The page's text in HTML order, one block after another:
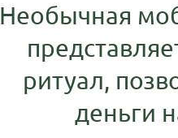
Необычная
ритуал,
деньги